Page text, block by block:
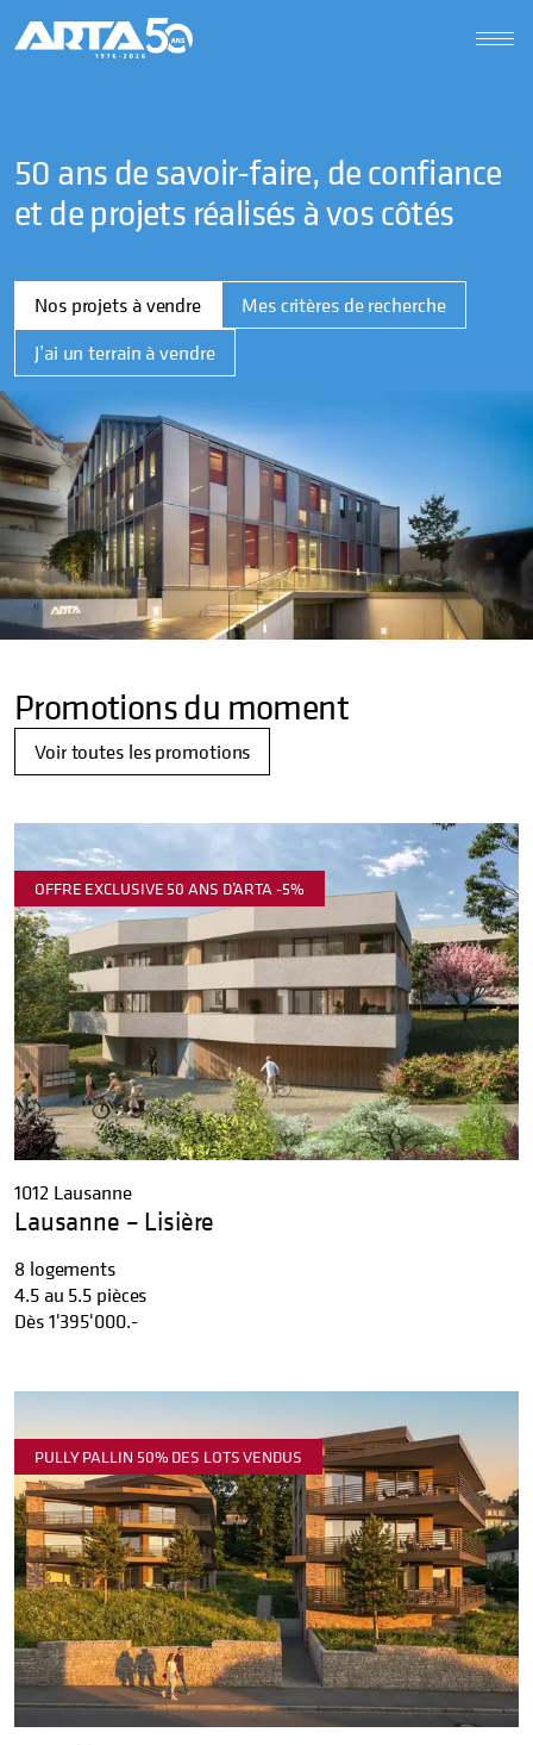
50 ans de savoir-faire, de confiance
et de projets réalisés à vos côtés
Nos projets à vendre
Mes critères de recherche
J’ai un terrain à vendre
Promotions du moment
Voir toutes les promotions
OFFRE EXCLUSIVE 50 ANS D’ARTA -5%
1012 Lausanne
Lausanne – Lisière
8 logements
4.5 au 5.5 pièces
Dès1'395'000.-
PULLY PALLIN 50% DES LOTS VENDUS